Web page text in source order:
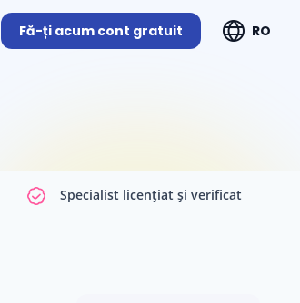
Fă-ți acum cont gratuit RO
Specialist licențiat și verificat